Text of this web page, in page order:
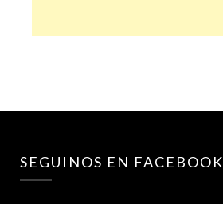
SEGUINOS EN FACEBOOK